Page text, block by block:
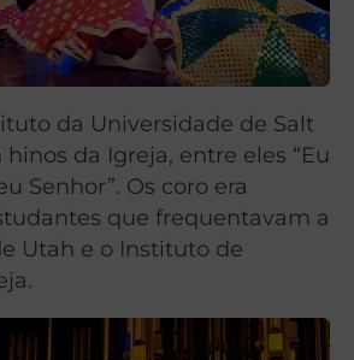
da Universidade de Salt
da Igreja, entre eles “Eu
Senhor”. Os coro era
que frequentavam a
Utah e o Instituto de